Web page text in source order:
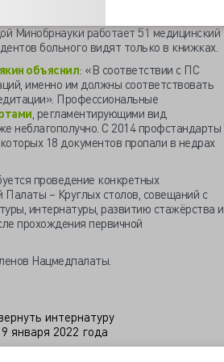
нет преподавателей базовых
Их днём с огнём не сыскать даже в
Минобрнауки работает 51 медицинский
больного видят только в книжках.
объяснил: «В соответствии с ПС
именно им должны соответствовать
Профессиональные
, регламентирующими вид
неблагополучно. С 2014 профстандарты
18 документов пропали в недрах
проведение конкретных
– Круглых столов, совещаний с
интернатуры, развитию стажёрства и
прохождения первичной
Нацмедпалаты.
интернатуру
января 2022 года